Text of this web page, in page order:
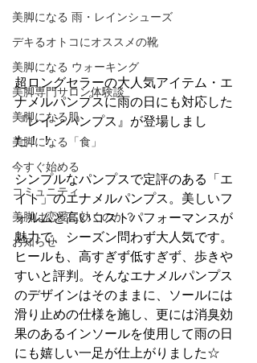
美脚になる 雨・レインシューズ
デキるオトコにオススメの靴
美脚になる ウォーキング
美脚専門サロン体験談
美脚になる肌
美脚になる「食」
今すぐ始める
コミュニティ
美脚は恋愛に効くのか？
お知らせ
超ロングセラーの大人気アイテム・エ
ナメルパンプスに雨の日にも対応した
『レインパンプス』が登場しまし
た！！
シンプルなパンプスで定評のある「エ
イト」のエナメルパンプス。美しいフ
ォルムと高いコストパフォーマンスが
魅力で、シーズン問わず大人気です。
ヒールも、高すぎず低すぎず、歩きや
すいと評判。そんなエナメルパンプス
のデザインはそのままに、ソールには
滑り止めの仕様を施し、更には消臭効
果のあるインソールを使用して雨の日
にも嬉しい一足が仕上がりました☆